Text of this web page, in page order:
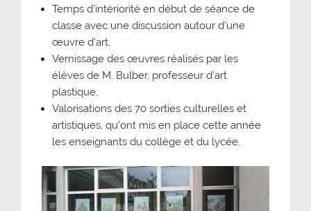
Temps d’intériorité en début de séance de
classe avec une discussion autour d’une
œuvre d’art,
Vernissage des œuvres réalisés par les
élèves de M. Bulber, professeur d’art
plastique,
Valorisations des 70 sorties culturelles et
artistiques, qu’ont mis en place cette année
les enseignants du collège et du lycée.